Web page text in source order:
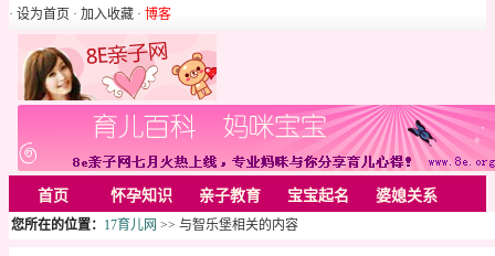
· 设为首页 · 加入收藏 · 博客
首页 怀孕知识 亲子教育 宝宝起名 婆媳关系
母婴用品 胎教音乐 婚姻家庭
您所在的位置： 17育儿网 >> 与智乐堡相关的内容